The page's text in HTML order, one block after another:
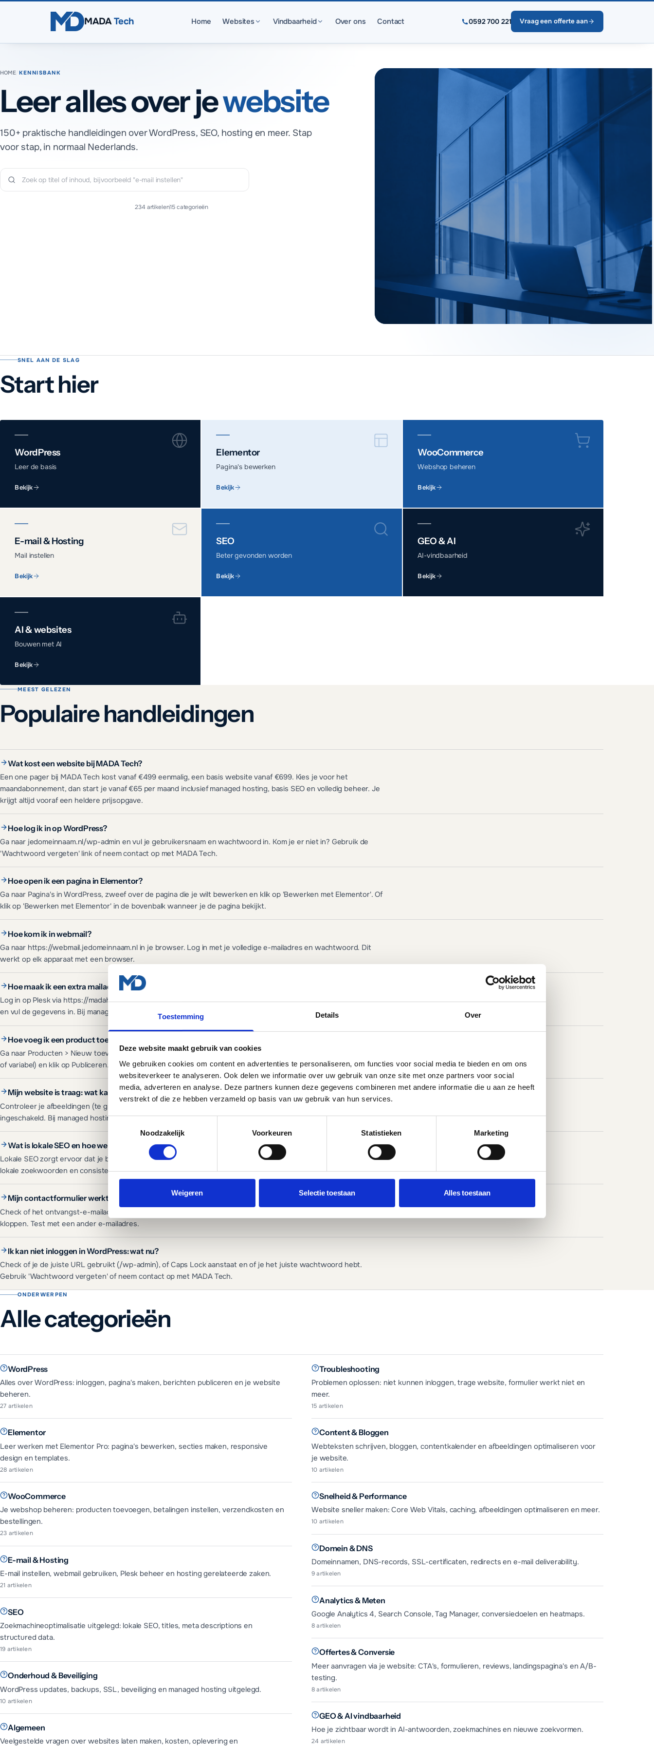
Toestemming Details Over
Deze website maakt gebruik van cookies
We gebruiken cookies om content en advertenties te personaliseren, om functies voor social media te bieden en om ons
websiteverkeer te analyseren. Ook delen we informatie over uw gebruik van onze site met onze partners voor social
media, adverteren en analyse. Deze partners kunnen deze gegevens combineren met andere informatie die u aan ze heeft
verstrekt of die ze hebben verzameld op basis van uw gebruik van hun services.
Toestemmingsselectie
Noodzakelijk
Voorkeuren Statistieken Marketing
Weigeren Selectie toestaan Alles toestaan
MADATech Home Websites Vindbaarheid Over ons Contact 0592 700 221 Vraag een offerte aan
HOME/KENNISBANK
Leer alles over jewebsite
150+ praktische handleidingen over WordPress, SEO, hosting en meer. Stap
voor stap, in normaal Nederlands.
234 artikelen15categorieën
Wat vind je in de kennisbank van MADA Tech?
De kennisbank bevat meer dan 200 artikelen over WordPress, SEO, GEO en AEO, hosting, e-mail, snelheid, beveiliging en conversie. Elk artikel start met een kort antwoord en werkt
SNEL AAN DE SLAG
Start hier
WordPress
Leer de basis
Bekijk
Elementor
Pagina's bewerken
Bekijk
WooCommerce
Webshop beheren
Bekijk
E-mail & Hosting
Mail instellen
Bekijk
SEO
Beter gevonden worden
Bekijk
GEO & AI
AI-vindbaarheid
Bekijk
AI & websites
Bouwen met AI
Bekijk
MEEST GELEZEN
Populaire handleidingen
Wat kost een website bij MADA Tech?
Een one pager bij MADA Tech kost vanaf €499 eenmalig, een basis website vanaf €699. Kies je voor het
maandabonnement, dan start je vanaf €65 per maand inclusief managed hosting, basis SEO en volledig beheer. Je
krijgt altijd vooraf een heldere prijsopgave.
Hoe log ik in op WordPress?
Ga naar jedomeinnaam.nl/wp-admin en vul je gebruikersnaam en wachtwoord in. Kom je er niet in? Gebruik de
'Wachtwoord vergeten' link of neem contact op met MADA Tech.
Hoe open ik een pagina in Elementor?
Ga naar Pagina's in WordPress, zweef over de pagina die je wilt bewerken en klik op 'Bewerken met Elementor'. Of
klik op 'Bewerken met Elementor' in de bovenbalk wanneer je de pagina bekijkt.
Hoe kom ik in webmail?
Ga naar https://webmail.jedomeinnaam.nl in je browser. Log in met je volledige e-mailadres en wachtwoord. Dit
werkt op elk apparaat met een browser.
Hoe maak ik een extra mailadres aan?
Log in op Plesk via https://madahosting.nl:8443/, ga naar Mail, selecteer je domein, klik op 'E-mailaccount aanmaken'
en vul de gegevens in. Bij managed hosting doet MADA Tech dit op verzoek.
Hoe voeg ik een product toe in WooCommerce?
Ga naar Producten > Nieuw toevoegen. Vul naam, beschrijving, prijs en afbeelding in. Kies het producttype (simpel
of variabel) en klik op Publiceren.
Mijn website is traag: wat kan ik doen?
Controleer je afbeeldingen (te groot?), het aantal plugins (te veel?), je hosting (snel genoeg?) en of caching is
ingeschakeld. Bij managed hosting optimaliseert MADA Tech dit voor je.
Wat is lokale SEO en hoe werkt het?
Lokale SEO zorgt ervoor dat je bedrijf gevonden wordt door klanten in jouw regio. Dit omvat Google Bedrijfsprofiel,
lokale zoekwoorden en consistente bedrijfsgegevens.
Mijn contactformulier werkt niet: checklist
Check of het ontvangst-e-mailadres correct is, of de spamfilter mails blokkeert en of de formulierinstellingen
kloppen. Test met een ander e-mailadres.
Ik kan niet inloggen in WordPress: wat nu?
Check of je de juiste URL gebruikt (/wp-admin), of Caps Lock aanstaat en of je het juiste wachtwoord hebt.
Gebruik 'Wachtwoord vergeten' of neem contact op met MADA Tech.
ONDERWERPEN
Alle categorieën
WordPress
Alles over WordPress: inloggen, pagina's maken, berichten publiceren en je website
beheren.
27 artikelen
Elementor
Leer werken met Elementor Pro: pagina's bewerken, secties maken, responsive
design en templates.
28 artikelen
WooCommerce
Je webshop beheren: producten toevoegen, betalingen instellen, verzendkosten en
bestellingen.
23 artikelen
E-mail & Hosting
E-mail instellen, webmail gebruiken, Plesk beheer en hosting gerelateerde zaken.
21 artikelen
SEO
Zoekmachineoptimalisatie uitgelegd: lokale SEO, titles, meta descriptions en
structured data.
19 artikelen
Onderhoud & Beveiliging
WordPress updates, backups, SSL, beveiliging en managed hosting uitgelegd.
10 artikelen
Algemeen
Veelgestelde vragen over websites laten maken, kosten, oplevering en
Troubleshooting
Problemen oplossen: niet kunnen inloggen, trage website, formulier werkt niet en
meer.
15 artikelen
Content & Bloggen
Webteksten schrijven, bloggen, contentkalender en afbeeldingen optimaliseren voor
je website.
10 artikelen
Snelheid & Performance
Website sneller maken: Core Web Vitals, caching, afbeeldingen optimaliseren en meer.
10 artikelen
Domein & DNS
Domeinnamen, DNS-records, SSL-certificaten, redirects en e-mail deliverability.
9artikelen
Analytics & Meten
Google Analytics 4, Search Console, Tag Manager, conversiedoelen en heatmaps.
8artikelen
Offertes & Conversie
Meer aanvragen via je website: CTA's, formulieren, reviews, landingspagina's en A/B-
testing.
8artikelen
GEO & AI vindbaarheid
Hoe je zichtbaar wordt in AI-antwoorden, zoekmachines en nieuwe zoekvormen.
24 artikelen